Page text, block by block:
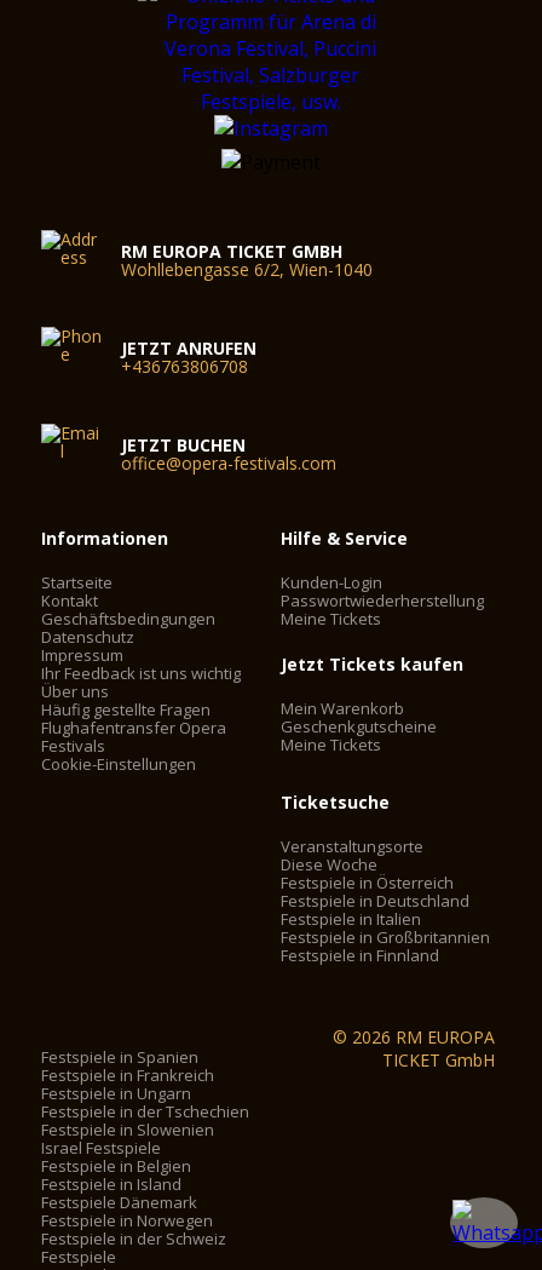
RM EUROPA TICKET GMBH
Wohllebengasse 6/2, Wien-1040
JETZT ANRUFEN
+436763806708
JETZT BUCHEN
office@opera-festivals.com
Informationen
Startseite
Kontakt
Geschäftsbedingungen
Datenschutz
Impressum
Ihr Feedback ist uns wichtig
Über uns
Häufig gestellte Fragen
Flughafentransfer Opera
Festivals
Cookie-Einstellungen
Hilfe & Service
Kunden-Login
Passwortwiederherstellung
Meine Tickets
Jetzt Tickets kaufen
Mein Warenkorb
Geschenkgutscheine
Meine Tickets
Ticketsuche
Veranstaltungsorte
Diese Woche
Festspiele in Österreich
Festspiele in Deutschland
Festspiele in Italien
Festspiele in Großbritannien
Festspiele in Finnland
Festspiele in Spanien
Festspiele in Frankreich
Festspiele in Ungarn
Festspiele in der Tschechien
Festspiele in Slowenien
Israel Festspiele
Festspiele in Belgien
Festspiele in Island
Festspiele Dänemark
Festspiele in Norwegen
Festspiele in der Schweiz
Festspiele
© 2026 RM EUROPA
TICKET GmbH